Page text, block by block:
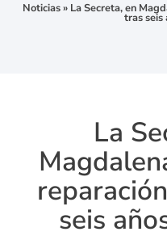
Noticias» La Secreta, en
tras seis
La
seis